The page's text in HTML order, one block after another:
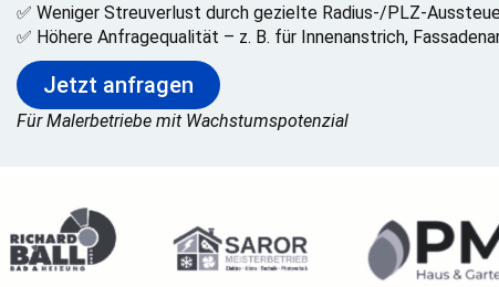
✅ Weniger Streuverlust durch gezielte Radius-/PLZ-
✅ Höhere Anfragequalität – z. B. für Innenanstrich,
Jetzt anfragen
Für Malerbetriebe mit Wachstumspotenzial